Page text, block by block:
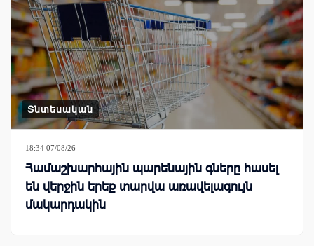
Տնտեսական
18:34 07/08/26
Համաշխարհային պարենային գները հասել
են վերջին երեք տարվա առավելագույն
մակարդակին